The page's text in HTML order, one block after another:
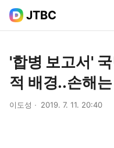
JTBC
'합병 보고서'
적 배경..손해
이도성 2019. 7. 11. 20:40